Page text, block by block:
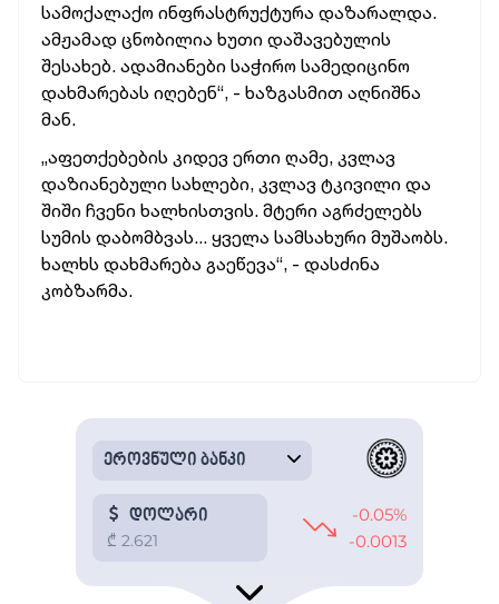
სამოქალაქო ინფრასტრუქტურა დაზარალდა.
ამჟამად ცნობილია ხუთი დაშავებულის
შესახებ. ადამიანები საჭირო სამედიცინო
დახმარებას იღებენ“, - ხაზგასმით აღნიშნა
მან.
„აფეთქებების კიდევ ერთი ღამე, კვლავ
დაზიანებული სახლები, კვლავ ტკივილი და
შიში ჩვენი ხალხისთვის. მტერი აგრძელებს
სუმის დაბომბვას... ყველა სამსახური მუშაობს.
ხალხს დახმარება გაეწევა“, - დასძინა
კობზარმა.